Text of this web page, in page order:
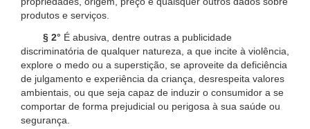
produtos e serviços.
§ 2° É abusiva, dentre outras a publicidade
discriminatória de qualquer natureza, a que incite à violência,
explore o medo ou a superstição, se aproveite da deficiência
de julgamento e experiência da criança, desrespeita valores
ambientais, ou que seja capaz de induzir o consumidor a se
comportar de forma prejudicial ou perigosa à sua saúde ou
segurança.